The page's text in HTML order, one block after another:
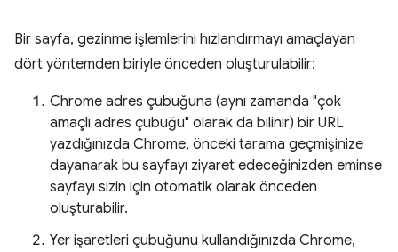
Bir sayfa, gezinme işlemlerini hızlandırmayı amaçlayan
dört yöntemden biriyle önceden oluşturulabilir:
Chrome adres çubuğuna (aynı zamanda "çok
amaçlı adres çubuğu" olarak da bilinir) bir URL
yazdığınızda Chrome, önceki tarama geçmişinize
dayanarak bu sayfayı ziyaret edeceğinizden eminse
sayfayı sizin için otomatik olarak önceden
oluşturabilir.
Yer işaretleri çubuğunu kullandığınızda Chrome,